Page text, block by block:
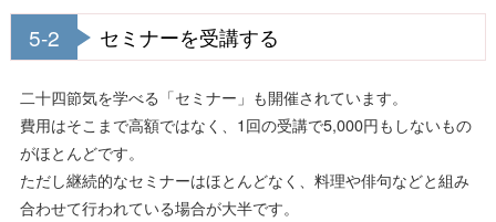
5-2 セミナーを受講する
二十四節気を学べる「セミナー」も開催されています。
費用はそこまで高額ではなく、1回の受講で5,000円もしないもの
がほとんどです。
ただし継続的なセミナーはほとんどなく、料理や俳句などと組み
合わせて行われている場合が大半です。